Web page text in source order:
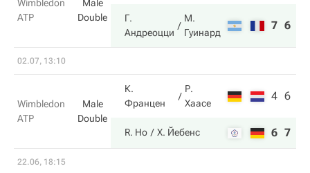
Wimbledon
ATP
Male
Double
Г.
Андреоцци
М.
Гуинард
7 6
02.07, 13:10
Wimbledon
ATP
Male
Double
К.
Францен
Р.
Хаасе
4 6
R. Ho Х. Йебенс 6 7
22.06, 18:15